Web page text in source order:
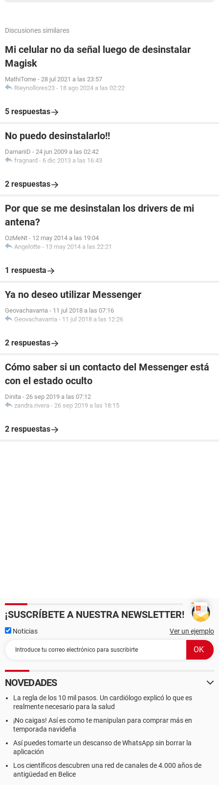
Discusiones similares
Mi celular no da señal luego de desinstalar
Magisk
MathiTome - 28 jul 2021 a las 23:57
Rieynollores23 - 18 ago 2024 a las 02:22
5 respuestas
No puedo desinstalarlo!!
DamariiD - 24 jun 2009 a las 02:42
fragnard - 6 dic 2013 a las 16:43
2 respuestas
Por que se me desinstalan los drivers de mi
antena?
OzMeNt - 12 may 2014 a las 19:04
Angelotte - 13 may 2014 a las 22:21
1 respuesta
Ya no deseo utilizar Messenger
Geovachavarria - 11 jul 2018 a las 07:16
Geovachavarria - 11 jul 2018 a las 12:26
2 respuestas
Cómo saber si un contacto del Messenger está
con el estado oculto
Dinita - 26 sep 2019 a las 07:12
zandra.rivera - 26 sep 2019 a las 18:15
2 respuestas
¡SUSCRÍBETE A NUESTRA NEWSLETTER!
Noticias Ver un ejemplo
NOVEDADES
La regla de los 10 mil pasos. Un cardiólogo explicó lo que es
realmente necesario para la salud
¡No caigas! Así es como te manipulan para comprar más en
temporada navideña
Así puedes tomarte un descanso de WhatsApp sin borrar la
aplicación
Los científicos descubren una red de canales de 4.000 años de
antigüedad en Belice